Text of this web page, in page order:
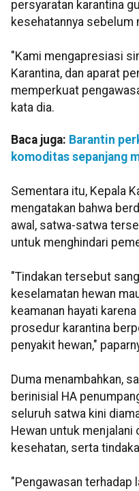
persyaratan karantina
kesehatannya sebelum
"Kami mengapresiasi
Karantina, dan aparat
memperkuat
kata dia.
Baca juga: Barantin
komoditas sepanjang
Sementara itu, Kepala
mengatakan bahwa
awal, satwa-satwa
untuk menghindari
"Tindakan tersebut
keselamatan hewan
keamanan hayati
prosedur karantina
penyakit hewan,"
Duma menambahkan,
berinisial HA
seluruh satwa kini
Hewan untuk
kesehatan, serta
"Pengawasan terhadap